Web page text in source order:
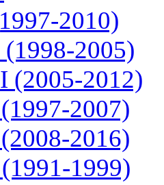
2010)
2005)
(2005-2012)
2007)
2016)
1999)